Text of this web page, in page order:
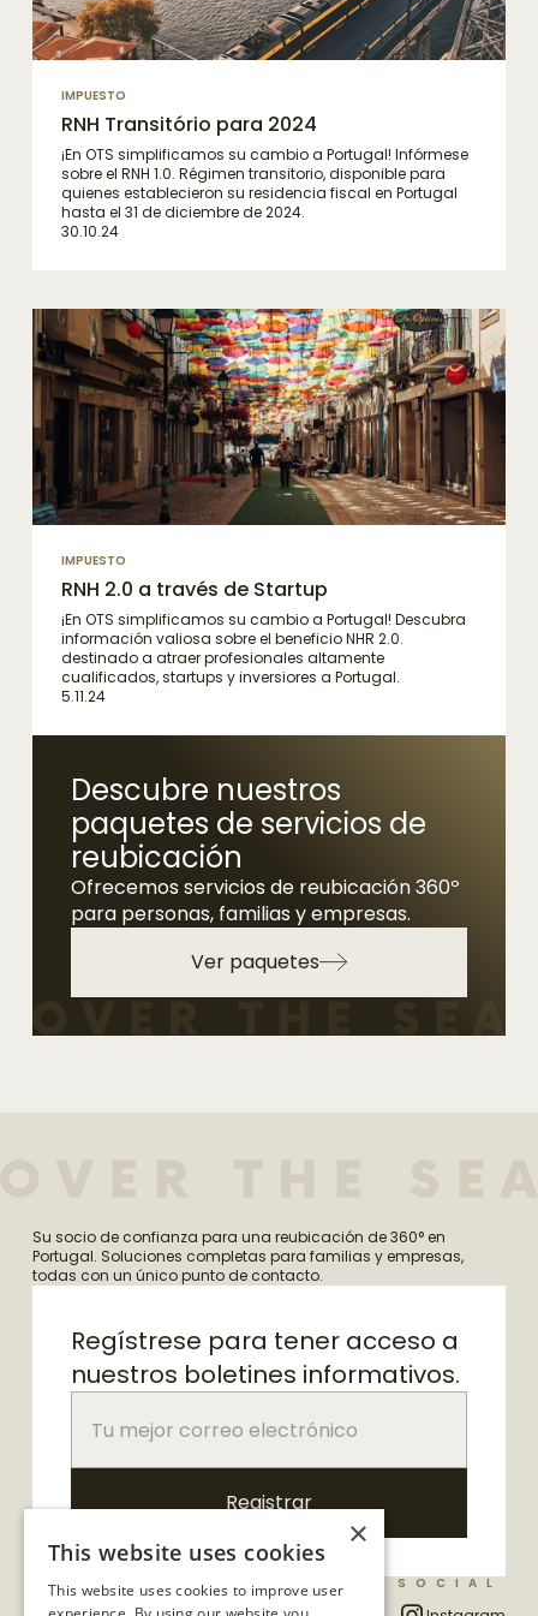
IMPUESTO
RNH Transitório para 2024
¡En OTS simplificamos su cambio a Portugal! Infórmese
sobre el RNH 1.0. Régimen transitorio, disponible para
quienes establecieron su residencia fiscal en Portugal
hasta el 31 de diciembre de 2024.
30.10.24
IMPUESTO
RNH 2.0 a través de Startup
¡En OTS simplificamos su cambio a Portugal! Descubra
información valiosa sobre el beneficio NHR 2.0.
destinado a atraer profesionales altamente
cualificados, startups y inversiores a Portugal.
5.11.24
Descubre nuestros
paquetes de servicios de
reubicación
Ofrecemos servicios de reubicación 360º
para personas, familias y empresas.
Ver paquetes
Su socio de confianza para una reubicación de 360° en
Portugal. Soluciones completas para familias y empresas,
todas con un único punto de contacto.
Regístrese para tener acceso a
nuestros boletines informativos.
LINKS SOCIAL
×
This website uses cookies
This website uses cookies to improve user